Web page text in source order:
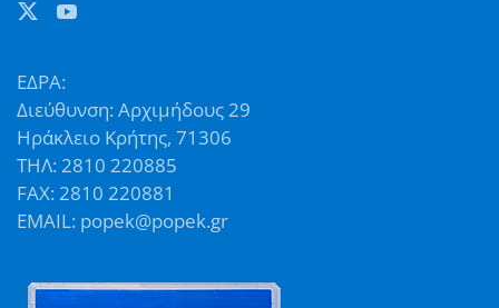
ΕΔΡΑ:
Διεύθυνση: Αρχιμήδους 29
Ηράκλειο Κρήτης, 71306
ΤΗΛ: 2810 220885
FAX: 2810 220881
EMAIL: popek@popek.gr